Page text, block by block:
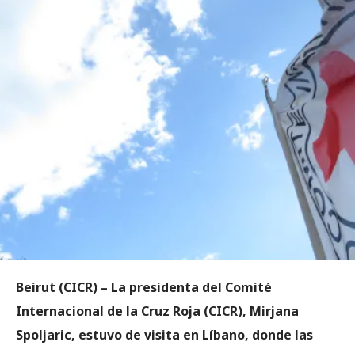
Beirut (CICR) – La presidenta del Comité
Internacional de la Cruz Roja (CICR), Mirjana
Spoljaric, estuvo de visita en Líbano, donde las